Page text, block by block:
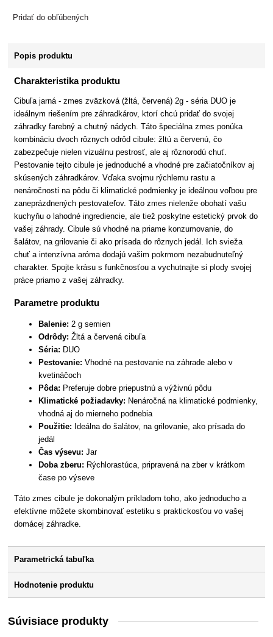
Pridať do obľúbených
Popis produktu
Charakteristika produktu
Cibuľa jarná - zmes zväzková (žltá, červená) 2g - séria DUO je
ideálnym riešením pre záhradkárov, ktorí chcú pridať do svojej
záhradky farebný a chutný nádych. Táto špeciálna zmes ponúka
kombináciu dvoch rôznych odrôd cibule: žltú a červenú, čo
zabezpečuje nielen vizuálnu pestrosť, ale aj rôznorodú chuť.
Pestovanie tejto cibule je jednoduché a vhodné pre začiatočníkov aj
skúsených záhradkárov. Vďaka svojmu rýchlemu rastu a
nenáročnosti na pôdu či klimatické podmienky je ideálnou voľbou pre
zaneprázdnených pestovateľov. Táto zmes nielenže obohatí vašu
kuchyňu o lahodné ingrediencie, ale tiež poskytne estetický prvok do
vašej záhrady. Cibule sú vhodné na priame konzumovanie, do
šalátov, na grilovanie či ako prísada do rôznych jedál. Ich svieža
chuť a intenzívna aróma dodajú vašim pokrmom nezabudnuteľný
charakter. Spojte krásu s funkčnosťou a vychutnajte si plody svojej
práce priamo z vašej záhradky.
Parametre produktu
Balenie: 2 g semien
Odrôdy: Žltá a červená cibuľa
Séria: DUO
Pestovanie: Vhodné na pestovanie na záhrade alebo v
kvetináčoch
Pôda: Preferuje dobre priepustnú a výživnú pôdu
Klimatické požiadavky: Nenáročná na klimatické podmienky,
vhodná aj do mierneho podnebia
Použitie: Ideálna do šalátov, na grilovanie, ako prísada do
jedál
Čas výsevu: Jar
Doba zberu: Rýchlorastúca, pripravená na zber v krátkom
čase po výseve
Táto zmes cibule je dokonalým príkladom toho, ako jednoducho a
efektívne môžete skombinovať estetiku s praktickosťou vo vašej
domácej záhradke.
Parametrická tabuľka
Hodnotenie produktu
Súvisiace produkty